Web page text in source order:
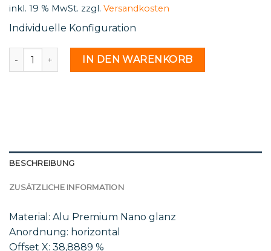
inkl. 19 % MwSt. zzgl. Versandkosten
Individuelle Konfiguration
St 91 24 - 2182529 MengeIN DEN WARENKORB
BESCHREIBUNG
ZUSÄTZLICHE INFORMATION
Material: Alu Premium Nano glanz
Anordnung: horizontal
Offset X: 38,8889 %